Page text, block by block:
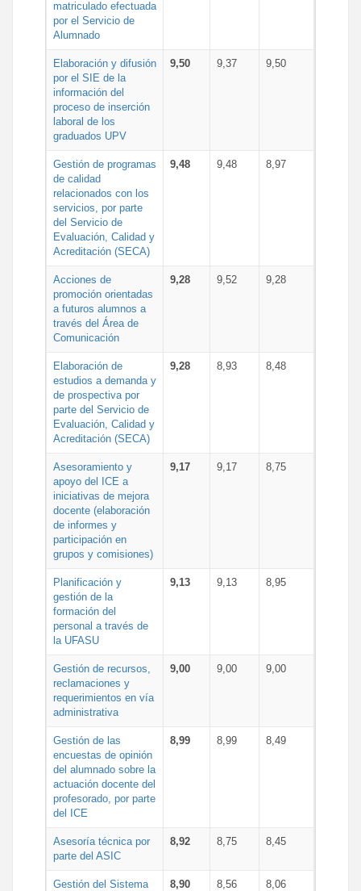
matriculado efectuada
por el Servicio de
Alumnado
Elaboración y difusión
por el SIE de la
información del
proceso de inserción
laboral de los
graduados UPV
9,50 9,37 9,50
Gestión de programas
de calidad
relacionados con los
servicios, por parte
del Servicio de
Evaluación, Calidad y
Acreditación (SECA)
9,48 9,48 8,97
Acciones de
promoción orientadas
a futuros alumnos a
través del Área de
Comunicación
9,28 9,52 9,28
Elaboración de
estudios a demanda y
de prospectiva por
parte del Servicio de
Evaluación, Calidad y
Acreditación (SECA)
9,28 8,93 8,48
Asesoramiento y
apoyo del ICE a
iniciativas de mejora
docente (elaboración
de informes y
participación en
grupos y comisiones)
9,17 9,17 8,75
Planificación y
gestión de la
formación del
personal a través de
la UFASU
9,13 9,13 8,95
Gestión de recursos,
reclamaciones y
requerimientos en vía
administrativa
9,00 9,00 9,00
Gestión de las
encuestas de opinión
del alumnado sobre la
actuación docente del
profesorado, por parte
del ICE
8,99 8,99 8,49
Asesoría técnica por
parte del ASIC
8,92 8,75 8,45
Gestión del Sistema
8,90 8,56 8,06